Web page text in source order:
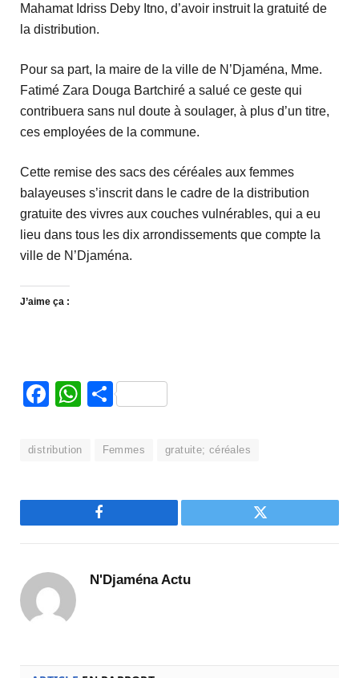
Mahamat Idriss Deby Itno, d’avoir instruit la gratuité de
la distribution.
Pour sa part, la maire de la ville de N’Djaména, Mme.
Fatimé Zara Douga Bartchiré a salué ce geste qui
contribuera sans nul doute à soulager, à plus d’un titre,
ces employées de la commune.
Cette remise des sacs des céréales aux femmes
balayeuses s’inscrit dans le cadre de la distribution
gratuite des vivres aux couches vulnérables, qui a eu
lieu dans tous les dix arrondissements que compte la
ville de N’Djaména.
J’aime ça :
Facebook
WhatsApp
Partager
distribution Femmes gratuite; céréales
Facebook Twitter
N'Djaména Actu